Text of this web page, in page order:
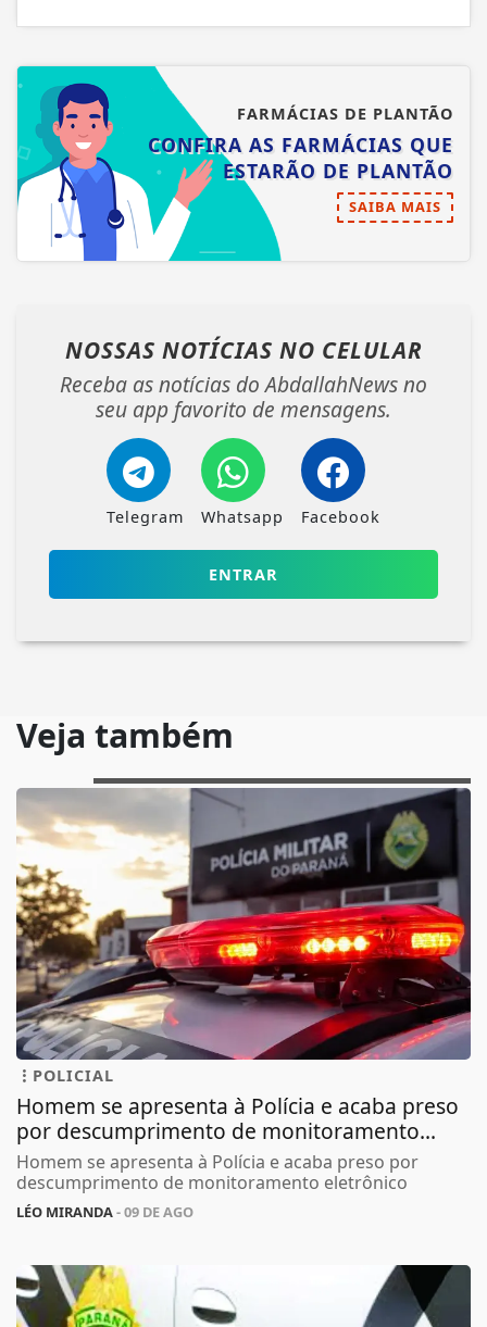
FARMÁCIAS DE PLANTÃO
CONFIRA AS FARMÁCIAS QUE
ESTARÃO DE PLANTÃO
SAIBA MAIS
NOSSAS NOTÍCIAS NO CELULAR
Receba as notícias do AbdallahNews no
seu app favorito de mensagens.
Telegram Whatsapp Facebook
ENTRAR
Veja também
POLICIAL
Homem se apresenta à Polícia e acaba preso
por descumprimento de monitoramento...
Homem se apresenta à Polícia e acaba preso por
descumprimento de monitoramento eletrônico
LÉO MIRANDA - 09 DE AGO